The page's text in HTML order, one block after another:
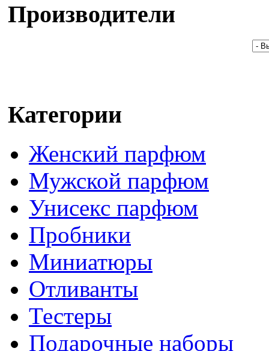
Производители
Категории
Женский парфюм
Мужской парфюм
Унисекс парфюм
Пробники
Миниатюры
Отливанты
Тестеры
Подарочные наборы